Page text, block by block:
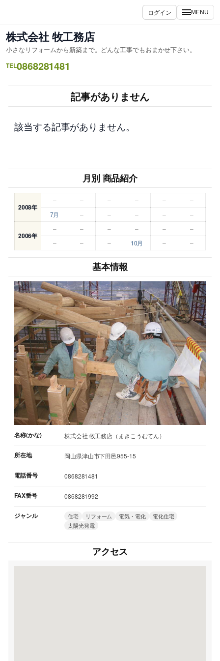
を
ス
キ
ッ
ログイン MENU
株式会社 牧工務店
小さなリフォームから新築まで。どんな工事でもおまかせ下さい。
TEL0868281481
記事がありません
該当する記事がありません。
月別 商品紹介
2008年
– – – – –
–
7月
– – – – –
2006年
– – – – –
–
–
– – 10月 – –
基本情報
名称(かな) 株式会社 牧工務店（まきこうむてん）
所在地 岡山県津山市下田邑955-15
電話番号 0868281481
FAX番号 0868281992
ジャンル 住宅 リフォーム 電気・電化
電化住宅
太陽光発電
アクセス